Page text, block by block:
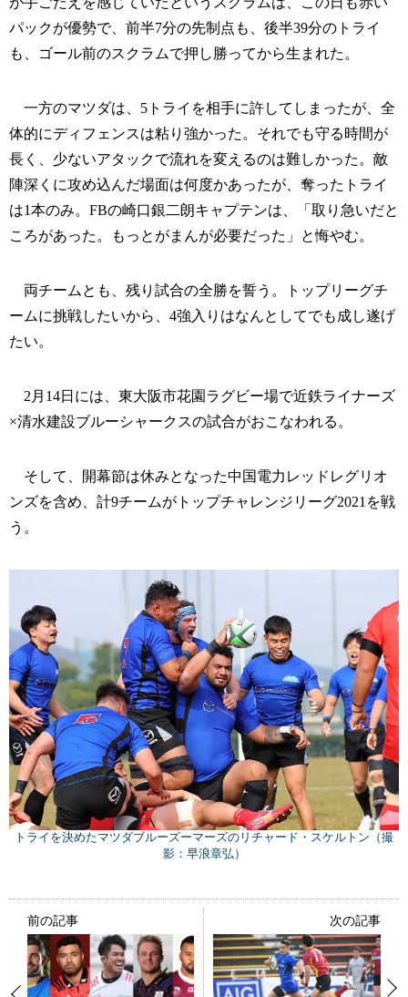
パックが優勢で、前半7分の先制点も、後半39分のトライ
も、ゴール前のスクラムで押し勝ってから生まれた。
一方のマツダは、5トライを相手に許してしまったが、全
体的にディフェンスは粘り強かった。それでも守る時間が
長く、少ないアタックで流れを変えるのは難しかった。敵
陣深くに攻め込んだ場面は何度かあったが、奪ったトライ
は1本のみ。FBの崎口銀二朗キャプテンは、「取り急いだと
ころがあった。もっとがまんが必要だった」と悔やむ。
両チームとも、残り試合の全勝を誓う。トップリーグチ
ームに挑戦したいから、4強入りはなんとしてでも成し遂げ
たい。
2月14日には、東大阪市花園ラグビー場で近鉄ライナーズ
×清水建設ブルーシャークスの試合がおこなわれる。
そして、開幕節は休みとなった中国電力レッドレグリオ
ンズを含め、計9チームがトップチャレンジリーグ2021を戦
う。
トライを決めたマツダブルーズーマーズのリチャード・スケルトン（撮
影：早浪章弘）
前の記事 次の記事